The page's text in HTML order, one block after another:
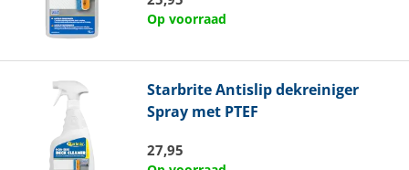
Op voorraad
StarbriteAntislip dekreiniger
Spray met PTEF
27,95